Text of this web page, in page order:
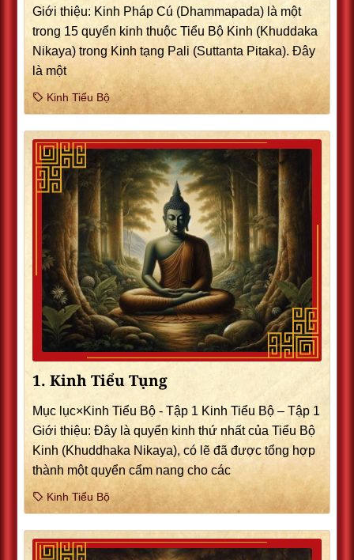
Giới thiệu: Kinh Pháp Cú (Dhammapada) là một
trong 15 quyển kinh thuộc Tiểu Bộ Kinh (Khuddaka
Nikaya) trong Kinh tạng Pali (Suttanta Pitaka). Ðây
là một
Kinh Tiểu Bộ
1. Kinh Tiểu Tụng
Mục lục×Kinh Tiểu Bộ - Tập 1 Kinh Tiểu Bộ – Tập 1
Giới thiệu: Ðây là quyển kinh thứ nhất của Tiểu Bộ
Kinh (Khuddhaka Nikaya), có lẽ đã được tổng hợp
thành một quyển cẩm nang cho các
Kinh Tiểu Bộ